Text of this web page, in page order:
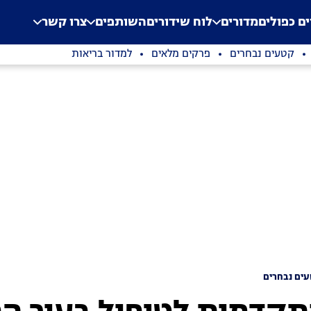
Application error: a
. כפוליםמדורים לוח שידוריםהשותפים צרו קשר
קטעים נבחרים פרקים מלאים למדור בריאות
נבחרים